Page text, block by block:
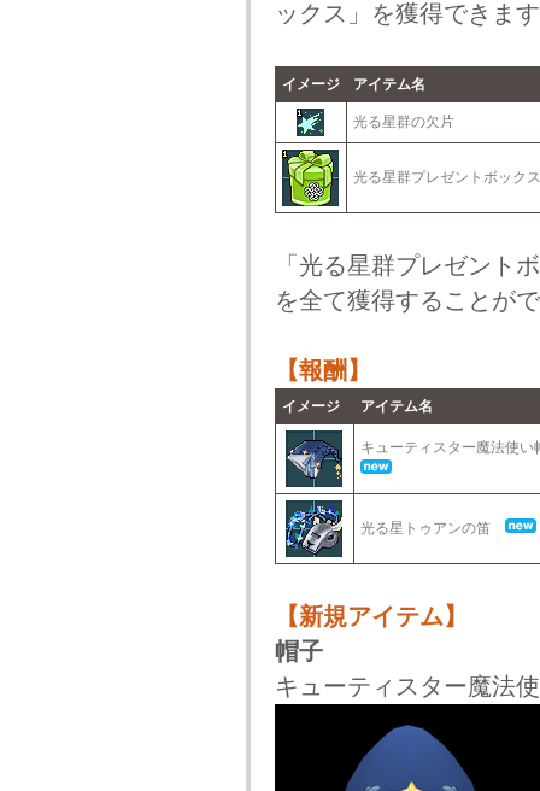
ックス」を獲得できま
イメージ アイテム名
光る星群の欠片
光る星群プレゼントボックス
「光る星群プレゼント
を全て獲得することが
【報酬】
イメージ アイテム名
キューティスター魔法使
光る星トゥアンの笛
【新規アイテム】
帽子
キューティスター魔法